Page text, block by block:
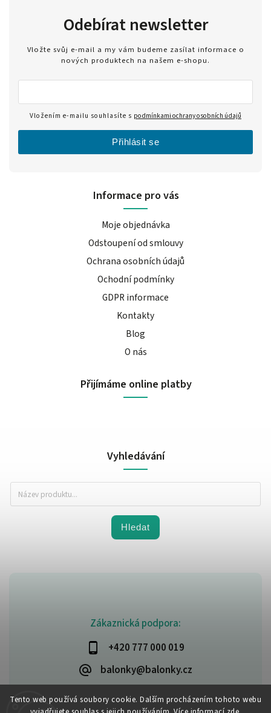
Tento web používá soubory cookie. Dalším procházením tohoto webu
Zákaznická podpora:
+420 777 000 019
balonky@balonky.cz
Informace pro vás
Moje objednávka
Odstoupení od smlouvy
Ochrana osobních údajů
Ochodní podmínky
GDPR informace
Kontakty
Blog
O nás
Přijímáme online platby
Vyhledávání
Hledat
Odebírat newsletter
Vložte svůj e-mail a my vám budeme zasílat informace o
nových produktech na našem e-shopu.
Vložením e-mailu souhlasíte s podmínkami ochrany osobních údajů
Přihlásit se